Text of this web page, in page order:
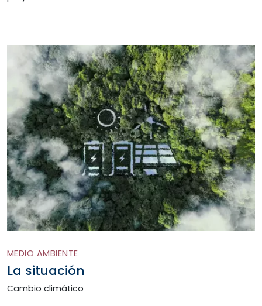
MEDIO AMBIENTE
La situación
Cambio climático